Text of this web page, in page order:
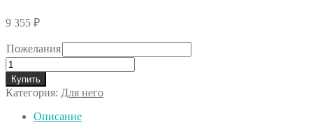
9 355 ₽
Пожелания
Количество
товара
Композиция
из
шаров
Купить
Категория: Для него
Описание